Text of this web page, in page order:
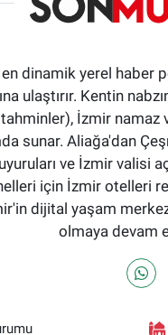
dinamik yerel
ulaştırır. Kentin
İzmir
sunar. Aliağa'dan
ve İzmir valisi
için İzmir
dijital yaşam
olmaya devam